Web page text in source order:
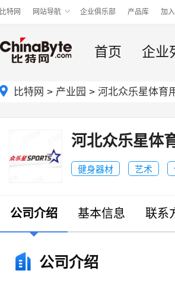
比特网 网站导航 企业俱乐部 产品库 加
首页 企业
比特网 > 产业园 > 河北众乐星体育
河北众乐星体
健身器材 艺术
公司介绍 基本信息 联系
公司介绍